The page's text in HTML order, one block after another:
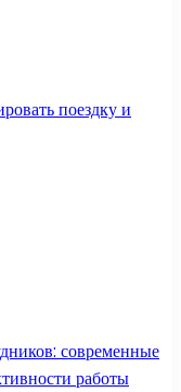
поездку и
современные
работы